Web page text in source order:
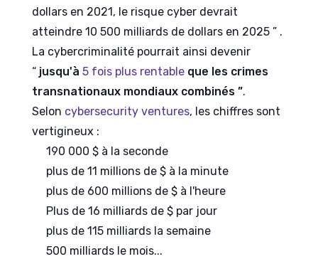
dollars en 2021, le risque cyber devrait
atteindre 10 500 milliards de dollars en 2025 ” .
La cybercriminalité pourrait ainsi devenir
“jusqu'à 5 fois plus rentableque les crimes
transnationaux mondiaux combinés ”.
Selon cybersecurity ventures, les chiffres sont
vertigineux :
190 000 $ à la seconde
plus de 11 millions de $ à la minute
plus de 600 millions de $ à l'heure
Plus de 16 milliards de $ par jour
plus de 115 milliards la semaine
500 milliards le mois...